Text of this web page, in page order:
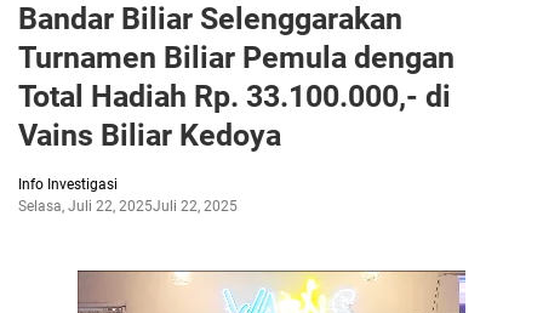
Bandar Biliar Selenggarakan
Turnamen Biliar Pemula dengan
Total Hadiah Rp. 33.100.000,- di
Vains Biliar Kedoya
Info Investigasi
Selasa, Juli 22, 2025Juli 22, 2025